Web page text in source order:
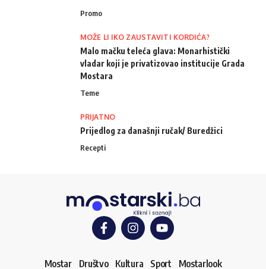
Promo
MOŽE LI IKO ZAUSTAVITI KORDIĆA?
Malo mačku teleća glava: Monarhistički
vladar koji je privatizovao institucije Grada
Mostara
Teme
PRIJATNO
Prijedlog za današnji ručak/ Buredžici
Recepti
Mostar Društvo Kultura Sport Mostarlook